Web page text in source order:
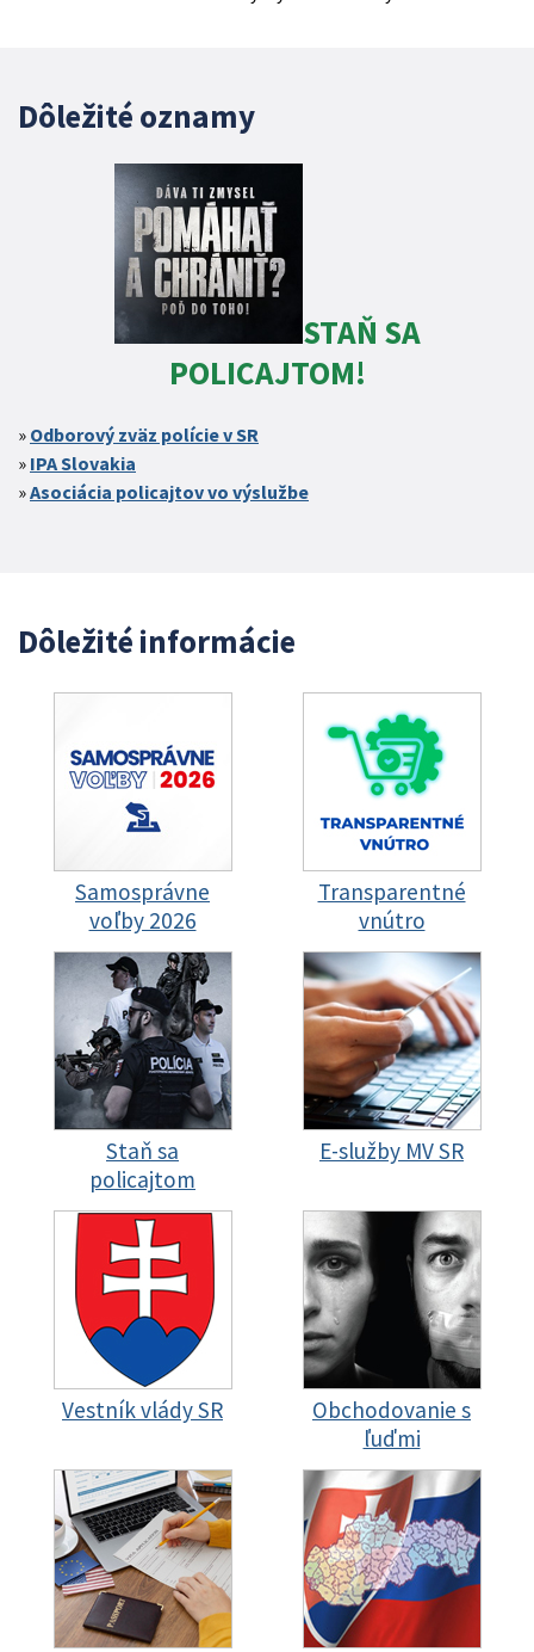
Dôležité oznamy
STAŇ SA
POLICAJTOM!
Odborový zväz polície v SR
IPA Slovakia
Asociácia policajtov vo výslužbe
Dôležité informácie
Samosprávne
voľby 2026
Transparentné
vnútro
Staň sa
policajtom
E-služby MV SR
Vestník vlády SR
Obchodovanie s
ľuďmi